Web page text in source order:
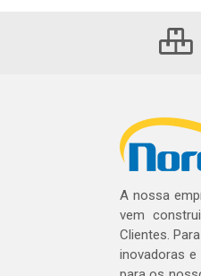
A nossa
vem
Clientes.
inovadoras